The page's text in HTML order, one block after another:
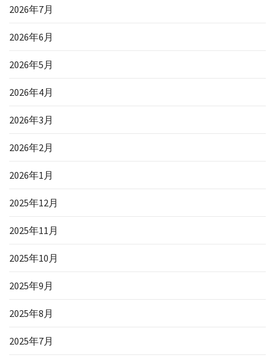
2026年7月
2026年6月
2026年5月
2026年4月
2026年3月
2026年2月
2026年1月
2025年12月
2025年11月
2025年10月
2025年9月
2025年8月
2025年7月